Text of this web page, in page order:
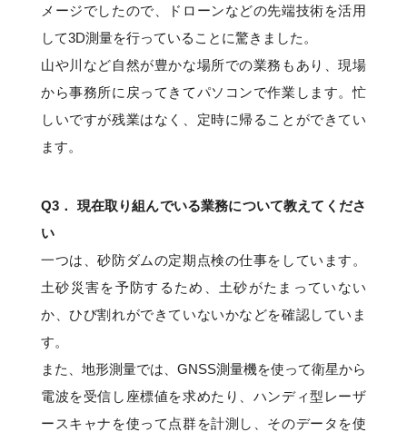
メージでしたので、ドローンなどの先端技術を活用
して3D測量を行っていることに驚きました。
山や川など自然が豊かな場所での業務もあり、現場
から事務所に戻ってきてパソコンで作業します。忙
しいですが残業はなく、定時に帰ることができてい
ます。
Q3． 現在取り組んでいる業務について教えてくださ
い
一つは、砂防ダムの定期点検の仕事をしています。
土砂災害を予防するため、土砂がたまっていない
か、ひび割れができていないかなどを確認していま
す。
また、地形測量では、GNSS測量機を使って衛星から
電波を受信し座標値を求めたり、ハンディ型レーザ
ースキャナを使って点群を計測し、そのデータを使